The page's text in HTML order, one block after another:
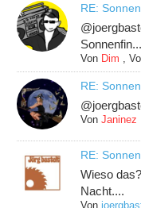
RE:
Sonnenfin...
Von Dim ,
RE:
VonJaninez
RE:
Wieso
Nacht....
Von